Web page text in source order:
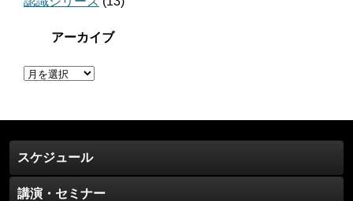
アーカイブ
ア
イ
ブ
スケジュール
講演・セミナー